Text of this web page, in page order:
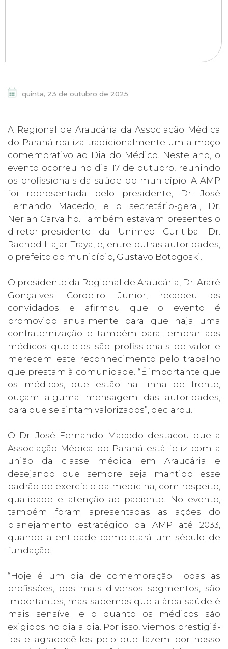
quinta, 23 de outubro de 2025
A Regional de Araucária da Associação Médica
do Paraná realiza tradicionalmente um almoço
comemorativo ao Dia do Médico. Neste ano, o
evento ocorreu no dia 17 de outubro, reunindo
os profissionais da saúde do município. A AMP
foi representada pelo presidente, Dr. José
Fernando Macedo, e o secretário-geral, Dr.
Nerlan Carvalho. Também estavam presentes o
diretor-presidente da Unimed Curitiba. Dr.
Rached Hajar Traya, e, entre outras autoridades,
o prefeito do município, Gustavo Botogoski.
O presidente da Regional de Araucária, Dr. Araré
Gonçalves Cordeiro Junior, recebeu os
convidados e afirmou que o evento é
promovido anualmente para que haja uma
confraternização e também para lembrar aos
médicos que eles são profissionais de valor e
merecem este reconhecimento pelo trabalho
que prestam à comunidade. “É importante que
os médicos, que estão na linha de frente,
ouçam alguma mensagem das autoridades,
para que se sintam valorizados”, declarou.
O Dr. José Fernando Macedo destacou que a
Associação Médica do Paraná está feliz com a
união da classe médica em Araucária e
desejando que sempre seja mantido esse
padrão de exercício da medicina, com respeito,
qualidade e atenção ao paciente. No evento,
também foram apresentadas as ações do
planejamento estratégico da AMP até 2033,
quando a entidade completará um século de
fundação.
“Hoje é um dia de comemoração. Todas as
profissões, dos mais diversos segmentos, são
importantes, mas sabemos que a área saúde é
mais sensível e o quanto os médicos são
exigidos no dia a dia. Por isso, viemos prestigiá-
los e agradecê-los pelo que fazem por nosso